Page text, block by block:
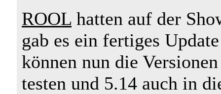
ROOL hatten auf der
gab es ein fertiges
können nun die
testen und 5.14 auch in